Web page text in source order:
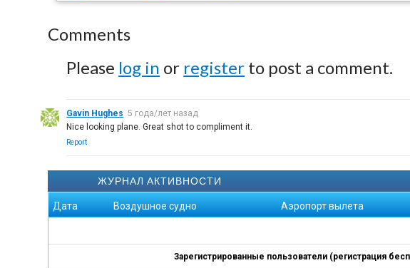
Comments
Please log in or register to post a comment.
Gavin Hughes 5 года/лет назад
Nice looking plane. Great shot to compliment it.
Report
ЖУРНАЛ АКТИВНОСТИ
Дата Воздушное судно Аэропорт вылета
Зарегистрированные пользователи (регистрация